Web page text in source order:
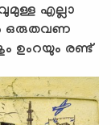
എല്ലാ
ഒരുതവണ
ഉംറയും രണ്ട്